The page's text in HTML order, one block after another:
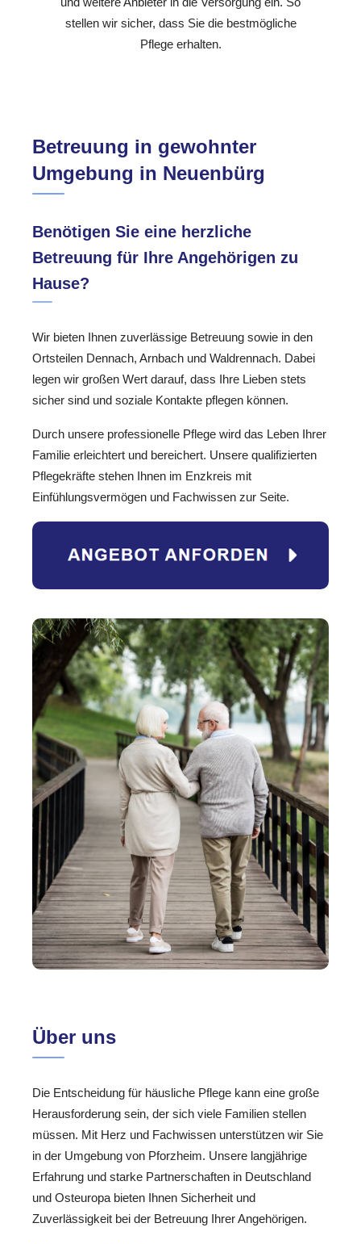
stellen wir sicher, dass Sie die bestmögliche
Pflege erhalten.
Betreuung in gewohnter
Umgebung in Neuenbürg
Benötigen Sie eine herzliche
Betreuung für Ihre Angehörigen zu
Hause?
Wir bieten Ihnen zuverlässige Betreuung sowie in den
Ortsteilen Dennach, Arnbach und Waldrennach. Dabei
legen wir großen Wert darauf, dass Ihre Lieben stets
sicher sind und soziale Kontakte pflegen können.
Durch unsere professionelle Pflege wird das Leben Ihrer
Familie erleichtert und bereichert. Unsere qualifizierten
Pflegekräfte stehen Ihnen im Enzkreis mit
Einfühlungsvermögen und Fachwissen zur Seite.
Über uns
Die Entscheidung für häusliche Pflege kann eine große
Herausforderung sein, der sich viele Familien stellen
müssen. Mit Herz und Fachwissen unterstützen wir Sie
in der Umgebung von Pforzheim. Unsere langjährige
Erfahrung und starke Partnerschaften in Deutschland
und Osteuropa bieten Ihnen Sicherheit und
Zuverlässigkeit bei der Betreuung Ihrer Angehörigen.